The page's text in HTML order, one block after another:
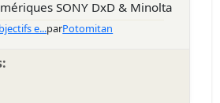
SONY DxD & Minolta
e...parPotomitan